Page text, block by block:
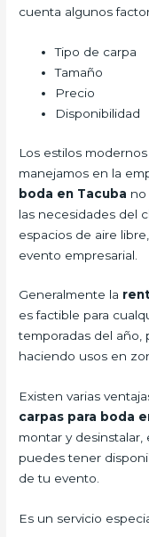
cuenta algunos
Tipo de carpa
Tamaño
Precio
Disponibilidad
Los estilos
manejamos en la
boda en Tacuba no
las necesidades del
espacios de aire
evento empresarial.
Generalmente la
es factible para
temporadas del año,
haciendo usos en
Existen varias
carpas para boda
montar y
puedes tener
de tu evento.
Es un servicio